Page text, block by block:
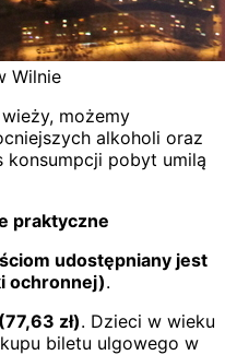
Wilnie
możemy
alkoholi oraz
konsumpcji pobyt umilą
praktyczne
udostępniany jest
ochronnej).
(77,63 zł). Dzieci w wieku
biletu ulgowego w